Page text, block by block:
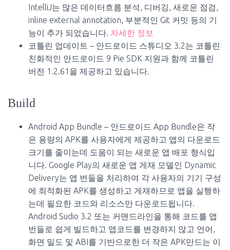
IntelliJ는 많은 데이터흐름 분석, 디버깅, 새로운 점검,
inline external annotation, 부분적인 Git 커밋 등의 기
능이 추가 되었습니다. 자세한 정보
코틀린 업데이트 – 안드로이드 스튜디오 3.2는 코틀린
친화적인 안드로이드 9 Pie SDK 지원과 함께 코틀린
버전 1.2.61을 제공하고 있습니다.
Build
Android App Bundle – 안드로이드 App Bundle은 작
은 용량의 APK를 사용자에게 제공하고 앱의 다운로드
크기를 줄이는데 도움이 되는 새로운 앱 배포 형식입
니다. Google Play의 새로운 앱 게재 모델인 Dynamic
Delivery는 앱 번들을 처리하여 각 사용자의 기기 구성
에 최적화된 APK를 생성하고 게재하므로 앱을 실행하
는데 필요한 코드와 리소스만 다운로드됩니다.
Android Sudio 3.2 또는 커맨드라인을 통해 코드를 앱
번들로 쉽게 빌드하고 앱코드를 변경하지 않고 언어,
화면 밀도 및 ABI를 기반으로한 더 작은 APK만드는 이